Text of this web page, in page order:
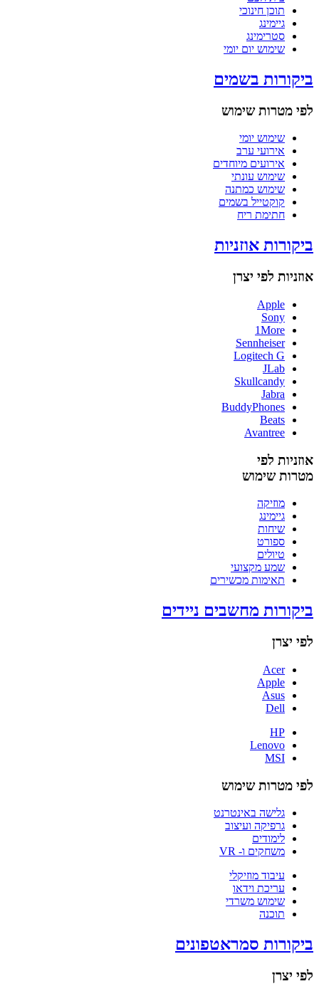
תוכן חינוכי
גיימינג
סטרימינג
שימוש יום יומי
ביקורות בשמים
לפי מטרות שימוש
שימוש יומי
אירועי ערב
אירועים מיוחדים
שימוש עונתי
שימוש כמתנה
קוקטייל בשמים
חתימת ריח
ביקורות אוזניות
אוזניות לפי יצרן
Apple
Sony
1More
Sennheiser
Logitech G
JLab
Skullcandy
Jabra
BuddyPhones
Beats
Avantree
אוזניות לפי
מטרות שימוש
מוזיקה
גיימינג
שיחות
ספורט
טיולים
שמע מקצועי
תאימות מכשירים
ביקורות מחשבים ניידים
לפי יצרן
Acer
Apple
Asus
Dell
HP
Lenovo
MSI
לפי מטרות שימוש
גלישה באינטרנט
גרפיקה ועיצוב
לימודים
משחקים ו- VR
עיבוד מוזיקלי
עריכת וידאו
שימוש משרדי
תוכנה
ביקורות סמראטפונים
לפי יצרן